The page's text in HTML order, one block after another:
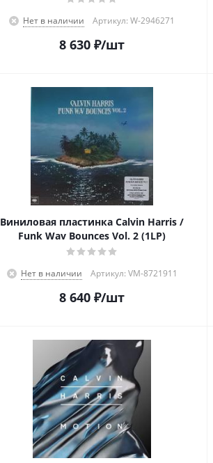
Нет в наличии Артикул: W-2946271
8 630 ₽/шт
Виниловая пластинка Calvin Harris /
Funk Wav Bounces Vol. 2 (1LP)
Нет в наличии Артикул: VM-8721911
8 640 ₽/шт